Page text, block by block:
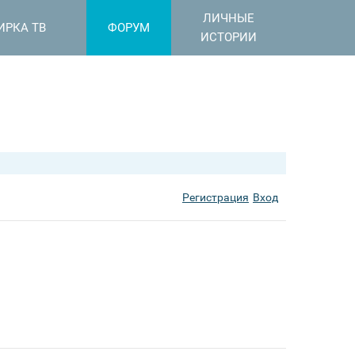
ТВ ФОРУМ
ЛИЧНЫЕ
ИСТОРИИ
Регистрация Вход